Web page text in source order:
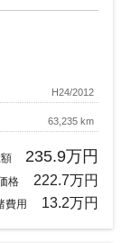
H24/2012
63,235 km
額 235.9万円
格 222.7万円
費用 13.2万円